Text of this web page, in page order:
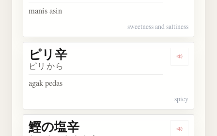
manis asin
sweetness and saltiness
Dengarkan
ピリ辛
ピリから
agak pedas
spicy
Dengarkan
鰹の塩辛